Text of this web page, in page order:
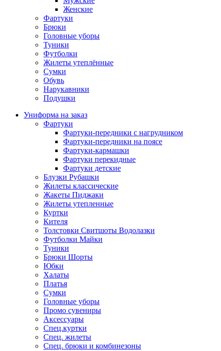
Женские
Фартуки
Брюки
Головные уборы
Туники
Футболки
Жилеты утеплённые
Сумки
Обувь
Нарукавники
Подушки
Униформа на заказ
Фартуки
Фартуки-передники с нагрудником
Фартуки-передники на поясе
Фартуки-кармашки
Фартуки перекидные
Фартуки детские
Блузки Рубашки
Жилеты классические
Жакеты Пиджаки
Жилеты утепленные
Куртки
Кителя
Толстовки Свитшоты Водолазки
Футболки Майки
Туники
Брюки Шорты
Юбки
Халаты
Платья
Сумки
Головные уборы
Промо сувениры
Аксессуары
Спец.куртки
Спец. жилеты
Спец. брюки и комбинезоны